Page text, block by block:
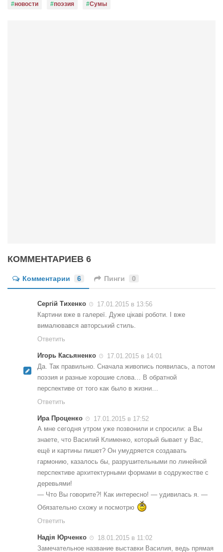
новости
поэзия Сумы
КОММЕНТАРИЕВ 6
Комментарии 6 Пинги 0
Сергій Тихенко
17.01.2015 в 13:56
Картини вже в галереї. Дуже цікаві роботи. І вже
вималювався авторський стиль.
Ответить
Игорь Касьяненко
17.01.2015 в 14:01
Да. Так правильно. Сначала живопись появилась, а потом
поэзия и разные хорошие слова… В обратной
перспективе от того как было в жизни…
Ответить
Ира Проценко
17.01.2015 в 17:52
А мне сегодня утром уже позвонили и спросили: а Вы
знаете, что Василий Клименко, который бывает у Вас,
ещё и картины пишет? Он умудряется создавать
гармонию, казалось бы, разрушительными по линейной
перспективе архитектурными формами в содружестве с
деревьями!
— Что Вы говорите?! Как интересно! — удивилась я. —
Обязательно схожу и посмотрю
Ответить
Надія Юрченко
18.01.2015 в 11:02
Замечательное название выставки Василия, ведь прямая